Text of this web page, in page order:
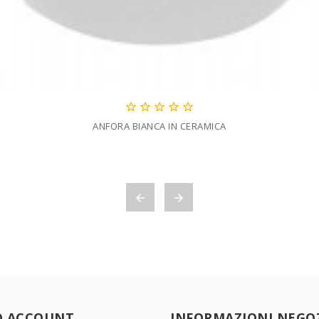
    
ANFORA BIANCA IN CERAMICA
 